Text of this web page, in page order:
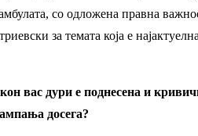
со одложена правна
за темата која е
вас дури е поднесена и
досега?